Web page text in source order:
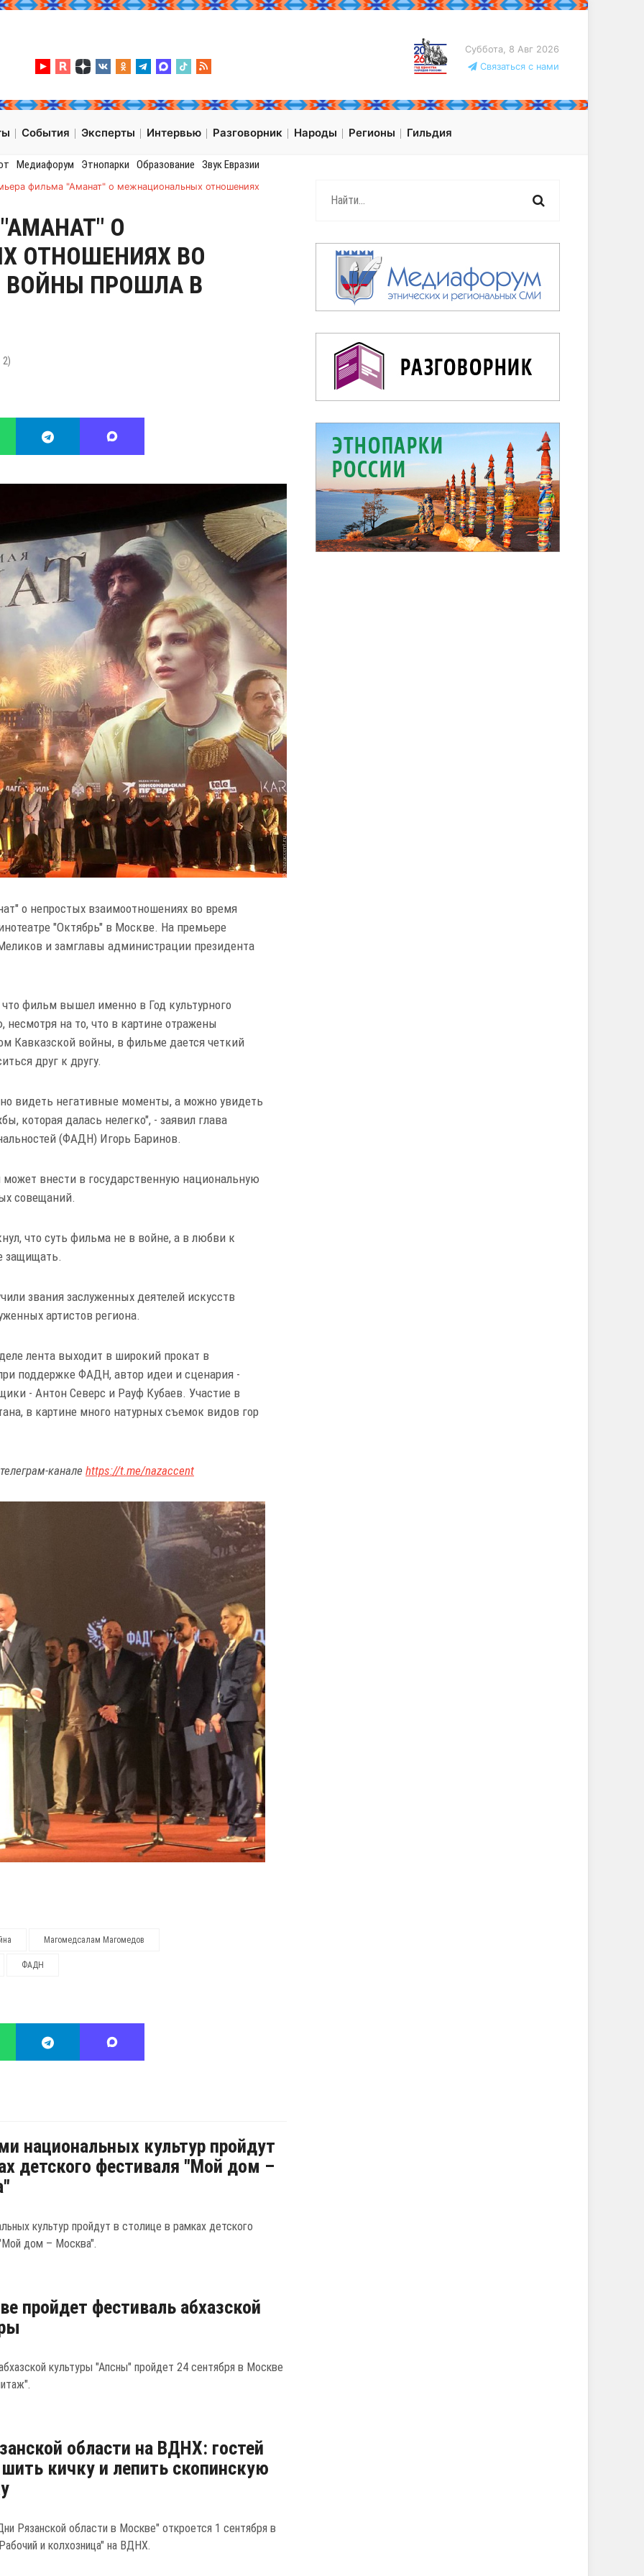
Суббота, 8 Авг 2026
Связаться с нами
События Эксперты Интервью Разговорник Народы Регионы Гильдия
Медиафорум Этнопарки Образование Звук Евразии
фильма "Аманат" о межнациональных отношениях
О
ОТНОШЕНИЯХ ВО
ВОЙНЫ ПРОШЛА В
2)
о непростых взаимоотношениях во время
"Октябрь" в Москве. На премьере
и замглавы администрации президента
фильм вышел именно в Год культурного
на то, что в картине отражены
Кавказской войны, в фильме дается четкий
друг к другу.
видеть негативные моменты, а можно увидеть
которая далась нелегко", - заявил глава
(ФАДН) Игорь Баринов.
внести в государственную национальную
совещаний.
что суть фильма не в войне, а в любви к
защищать.
звания заслуженных деятелей искусств
артистов региона.
лента выходит в широкий прокат в
поддержке ФАДН, автор идеи и сценария -
- Антон Северс и Рауф Кубаев. Участие в
в картине много натурных съемок видов гор
канале https://t.me/nazaccent
Магомедсалам Магомедов
ФАДН
национальных культур пройдут
детского фестиваля "Мой дом –
культур пройдут в столице в рамках детского
дом – Москва".
пройдет фестиваль абхазской
культуры "Апсны" пройдет 24 сентября в Москве
области на ВДНХ: гостей
шить кичку и лепить скопинскую
Рязанской области в Москве" откроется 1 сентября в
и колхозница" на ВДНХ.